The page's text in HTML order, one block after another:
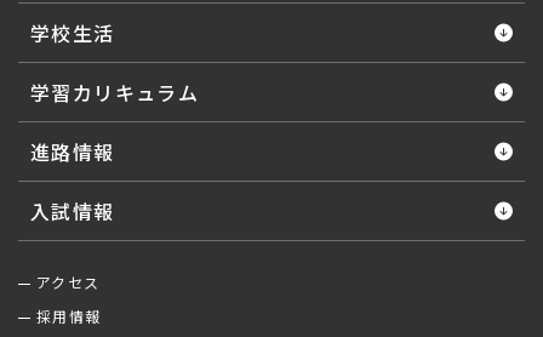
学校生活
学習カリキュラム
進路情報
入試情報
アクセス
採用情報